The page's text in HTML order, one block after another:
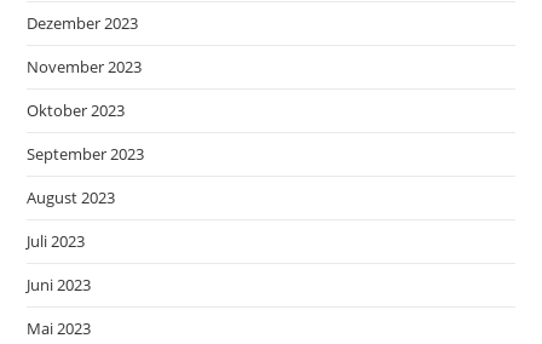
Dezember 2023
November 2023
Oktober 2023
September 2023
August 2023
Juli 2023
Juni 2023
Mai 2023